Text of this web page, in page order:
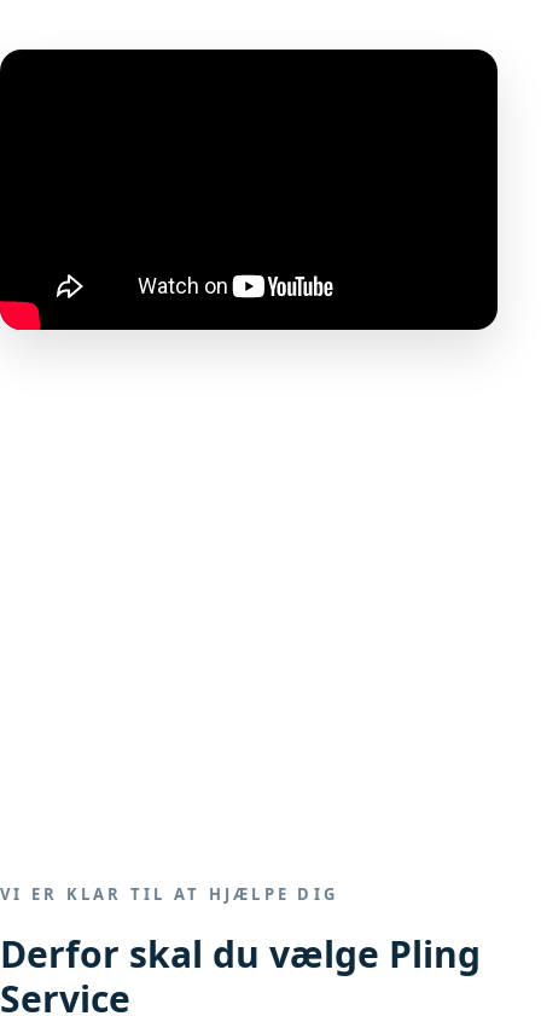
VI ER KLAR TIL AT HJÆLPE DIG
Derfor skal du vælge Pling
Service